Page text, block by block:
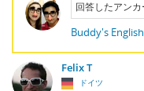
回答したアンカ
Buddy's
Felix T
ドイツ